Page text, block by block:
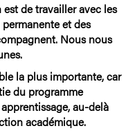
de travailler avec les
et des
Nous nous
la plus importante, car
du programme
au-delà
académique.